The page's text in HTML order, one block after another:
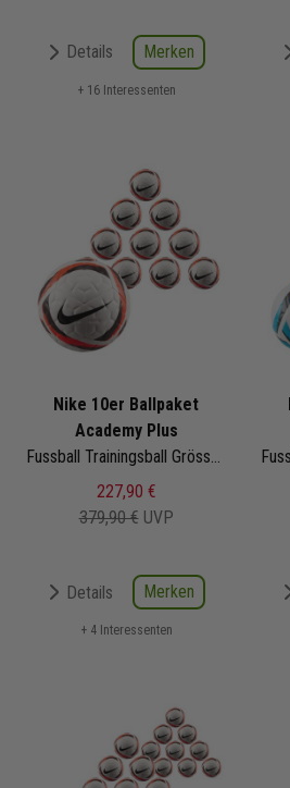
Details Merken
+ 16 Interessenten
Nike 10er Ballpaket
Academy Plus
Fussball Trainingsball Grösse 5 | HV6261-100 | Fußbälle Set 10-teilig
227,90 €
379,90 € UVP
Details Merken
+ 4 Interessenten